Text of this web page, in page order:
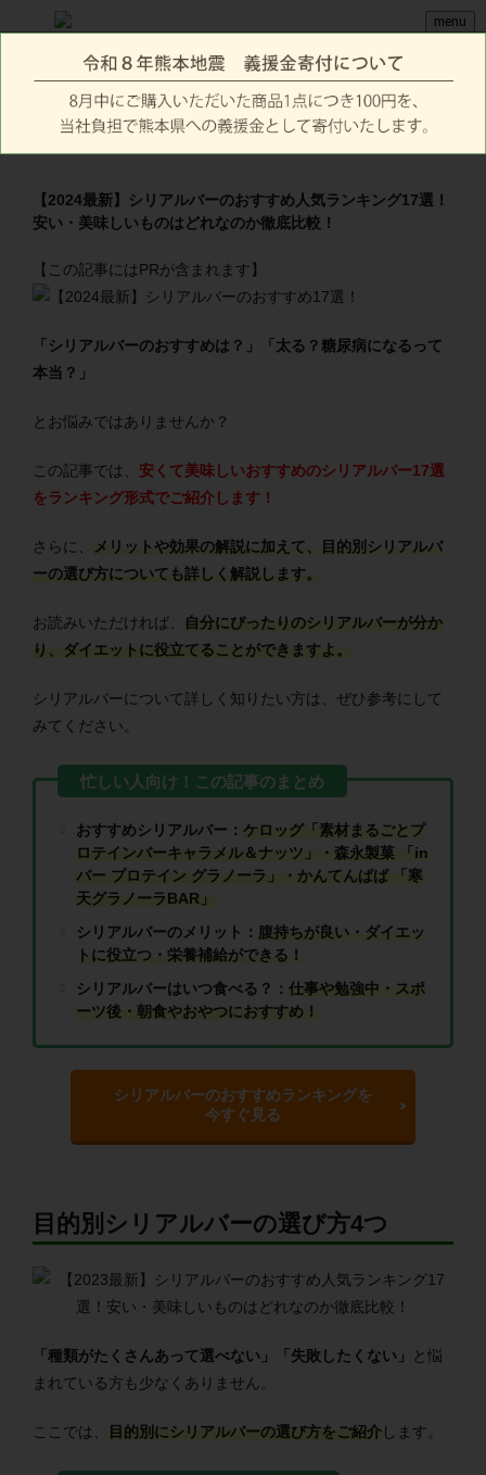
menu
【2024最新】シリアルバーのおすすめ人気ランキング17選！
安い・美味しいものはどれなのか徹底比較！
【この記事にはPRが含まれます】
「シリアルバーのおすすめは？」「太る？糖尿病になるって
本当？」
とお悩みではありませんか？
この記事では、 安くて美味しいおすすめのシリアルバー17選
をランキング形式でご紹介します！
さらに、 メ リットや効果の解説に加えて、目的別シリアルバ
ーの選び方についても詳しく解説します。
お読みいただければ、
自分にぴったりのシリアルバーが分か
り、ダイエットに役立てることができますよ。
シリアルバーについて詳しく知りたい方は、ぜひ参考にして
みてください。
おすすめシリアルバー： ケロッグ「素材まるごとプ
ロテインバーキャラメル＆ナッツ」・森永製菓 「in
バー プロテイン グラノーラ」・かんてんぱぱ 「寒
天グラノーラBAR」
シリアルバーのメリット： 腹持ちが良い・ダイエッ
トに役立つ・栄養補給ができる！
シリアルバーはいつ食べる？： 仕事や勉強中・スポ
ーツ後・朝食やおやつにおすすめ！
シリアルバーのおすすめランキングを
今すぐ見る
目的別シリアルバーの選び方4つ
「種類がたくさんあって選べない」「失敗したくない」
と悩
まれている方も少なくありません。
ここでは、 目的別にシリアルバーの選び方をご紹介します。